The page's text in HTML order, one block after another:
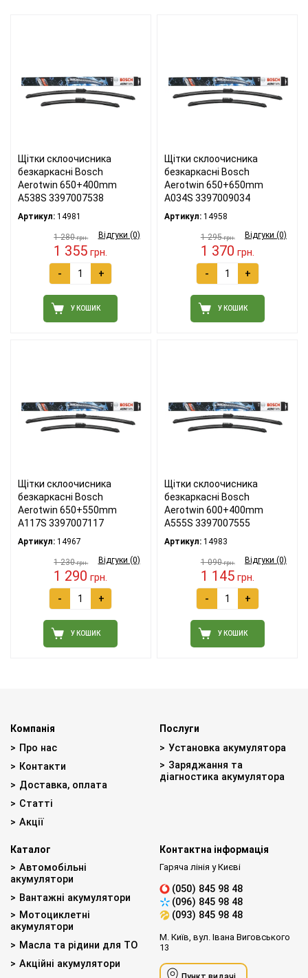
Щітки склоочисника
безкаркасні Bosch
Aerotwin 650+400mm
A538S 3397007538
Артикул: 14981
Відгуки (0)
1 280грн.
1 355 грн.
- +
У КОШИК
Щітки склоочисника
безкаркасні Bosch
Aerotwin 650+650mm
A034S 3397009034
Артикул: 14958
Відгуки (0)
1 295грн.
1 370 грн.
- +
У КОШИК
Щітки склоочисника
безкаркасні Bosch
Aerotwin 650+550mm
A117S 3397007117
Артикул: 14967
Відгуки (0)
1 230грн.
1 290 грн.
- +
У КОШИК
Щітки склоочисника
безкаркасні Bosch
Aerotwin 600+400mm
A555S 3397007555
Артикул: 14983
Відгуки (0)
1 090грн.
1 145грн.
- +
У КОШИК
Компанія
Про нас
Контакти
Доставка, оплата
Статті
Акції
Послуги
Установка акумулятора
Заряджання та
діагностика акумулятора
Каталог
Автомобільні
акумулятори
Вантажні акумулятори
Мотоциклетні
акумулятори
Масла та рідини для ТО
Акційні акумулятори
Контактна інформація
Гаряча лінія у Києві
(050) 845 98 48
(096) 845 98 48
(093) 845 98 48
М. Київ, вул. Івана Виговського
13